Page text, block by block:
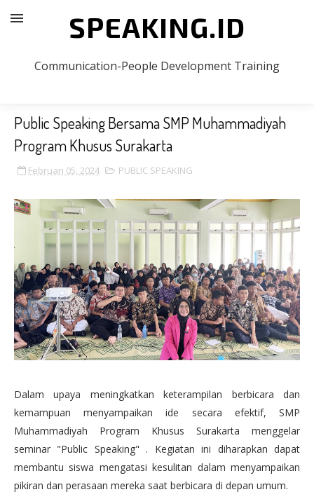
SPEAKING.ID
Communication-People Development Training
Public Speaking Bersama SMP Muhammadiyah
Program Khusus Surakarta
Februari 05, 2024 PUBLIC SPEAKING
Dalam upaya meningkatkan keterampilan berbicara dan
kemampuan menyampaikan ide secara efektif, SMP
Muhammadiyah Program Khusus Surakarta menggelar
seminar "Public Speaking" . Kegiatan ini diharapkan dapat
membantu siswa mengatasi kesulitan dalam menyampaikan
pikiran dan perasaan mereka saat berbicara di depan umum.